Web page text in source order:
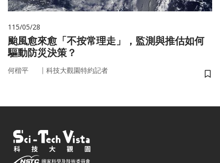
115/05/28
颱風愈來愈「不按常理走」，監測與推估如何
驅動防災決策？
何楷平 ｜ 科技大觀園特約記者
儲